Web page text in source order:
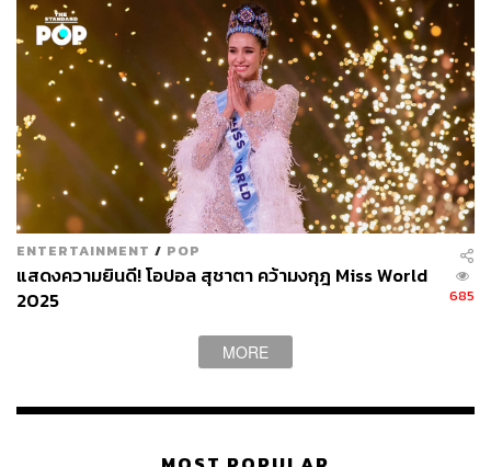
จะส่งสาวงามเข้าสู่การประกวดเวทีระดับประเทศต่อไป
แต่ในปัจจุบันสาวงามบางคนได้ฝึกฝนทักษะต่างๆ จนสามารถ
ส่งตัวเองเข้าประกวดได้ บางคนเลือกเดินเข้าไปหาพี่เลี้ยงเพื่อ
ขอให้ส่งตนเองเข้าประกวดเนื่องจากมั่นใจในศักยภาพของ
ตนเอง แต่ขาดทีมสนับสนุน และหลายคนก็มีทีมพี่เลี้ยงอยู่แล้ว
ซึ่งอาจจะผ่านการประกวดมาก่อนในเวทีระดับจังหวัด ก่อนจะ
ส่งเข้าสู่สังเวียนความงามระดับประเทศ หรือเป็นทีมที่ตั้งขึ้น
มาเฉพาะกิจโดยเฉพาะ
โดยกรณีนี้ พี่เลี้ยงที่ดูแลจะทำการบ้านตั้งแต่วางแผนกลยุทธ์
ในการประกวด ทั้งเสื้อผ้าหน้าผม บุคลิกภาพ การตอบคำถาม
สื่อมวลชน และการใช้สื่อโซเชียลมีเดีย ซึ่งถือเป็นหัวใจสำคัญ
เพื่อเป็นฐานสำหรับมงกุฎบนศีรษะของนางงามคนนั้นต่อไป
ENTERTAINMENT / POP
แสดงความยินดี! โอปอล สุชาตา คว้ามงกุฎ Miss World
2025
685
MORE